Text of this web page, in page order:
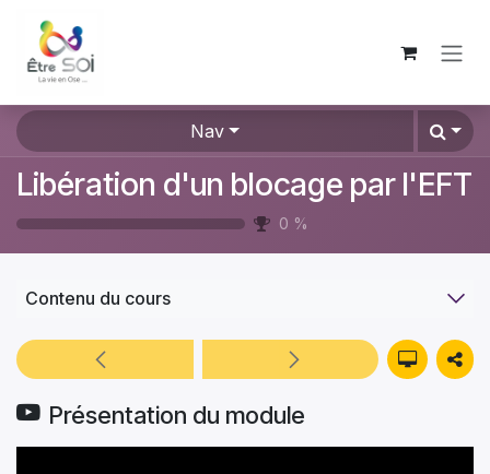
Nav
Libération d'un blocage par l'EFT
0 %
Contenu du cours
Présentation du module